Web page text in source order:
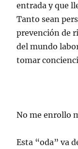
entrada y que
Tanto sean
prevención de
del mundo
tomar
No me enrollo
Esta “oda” va